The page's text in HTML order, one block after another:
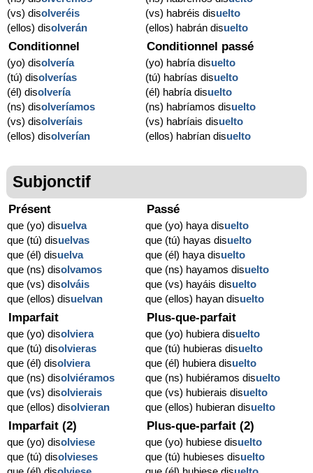
(vs) disolveréis
(ellos) disolverán
(vs) habréis disuelto
(ellos) habrán disuelto
Conditionnel
(yo) disolvería
(tú) disolverías
(él) disolvería
(ns) disolveríamos
(vs) disolveríais
(ellos) disolverían
Conditionnel passé
(yo) habría disuelto
(tú) habrías disuelto
(él) habría disuelto
(ns) habríamos disuelto
(vs) habríais disuelto
(ellos) habrían disuelto
Subjonctif
Présent
que (yo) disuelva
que (tú) disuelvas
que (él) disuelva
que (ns) disolvamos
que (vs) disolváis
que (ellos) disuelvan
Passé
que (yo) haya disuelto
que (tú) hayas disuelto
que (él) haya disuelto
que (ns) hayamos disuelto
que (vs) hayáis disuelto
que (ellos) hayan disuelto
Imparfait
que (yo) disolviera
que (tú) disolvieras
que (él) disolviera
que (ns) disolviéramos
que (vs) disolvierais
que (ellos) disolvieran
Plus-que-parfait
que (yo) hubiera disuelto
que (tú) hubieras disuelto
que (él) hubiera disuelto
que (ns) hubiéramos disuelto
que (vs) hubierais disuelto
que (ellos) hubieran disuelto
Imparfait (2)
que (yo) disolviese
que (tú) disolvieses
Plus-que-parfait (2)
que (yo) hubiese disuelto
que (tú) hubieses disuelto